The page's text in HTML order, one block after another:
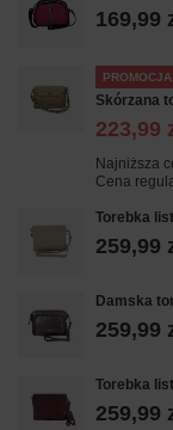
169,99
PROMOCJA
Skórzana
223,99
Najniższa
Cena
Torebka
259,99
Damska
259,99
Torebka
259,99